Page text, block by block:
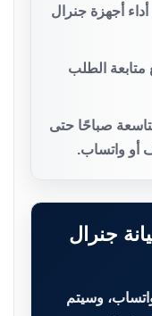
أجهزة جنرال
متابعة الطلب
صباحًا حتى
أو واتساب.
جنرال
وسيتم